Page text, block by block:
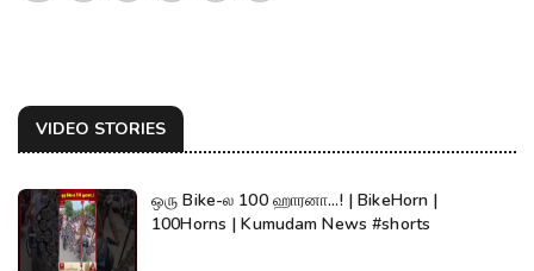
VIDEO STORIES
ஒரு Bike-ல 100 ஹாரனா...! | BikeHorn |
100Horns | Kumudam News #shorts